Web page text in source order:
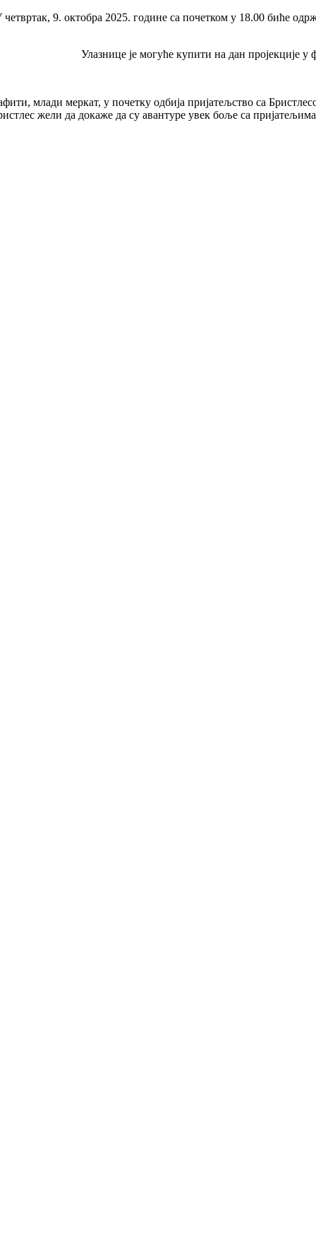
четвртак, 9. октобра 2025. године са почетком у 18.00
Улазнице је могуће купити на дан пројекције
млади меркат, у почетку одбија пријатељство са
жели да докаже да су авантуре увек боље са